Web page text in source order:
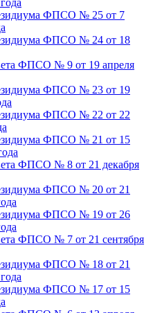
ФПСО № 25 от 7
ФПСО № 24 от 18
ФПСО № 9 от 19 апреля
ФПСО № 23 от 19
ФПСО № 22 от 22
ФПСО № 21 от 15
ФПСО № 8 от 21 декабря
ФПСО № 20 от 21
ФПСО № 19 от 26
ФПСО № 7 от 21 сентября
ФПСО № 18 от 21
ФПСО № 17 от 15